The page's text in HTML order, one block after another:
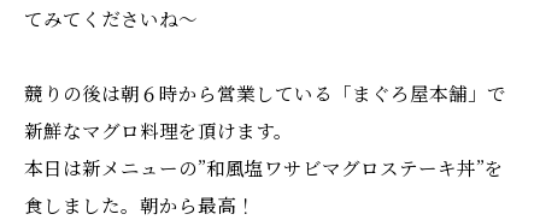
てみてくださいね〜
競りの後は朝６時から営業している「まぐろ屋本舗」で
新鮮なマグロ料理を頂けます。
本日は新メニューの”和風塩ワサビマグロステーキ丼”を
食しました。朝から最高！